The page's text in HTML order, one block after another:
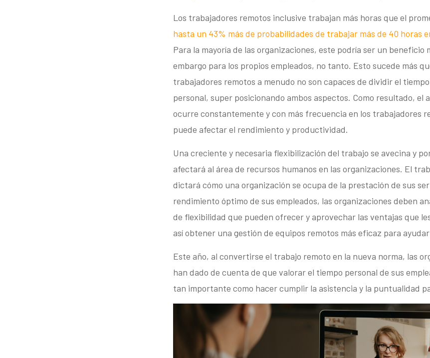
Los trabajadores remotos inclusive trabajan más horas que el
hasta un 43% más de probabilidades de trabajar más de 40 horas
Para la mayoría de las organizaciones, este podría ser un beneficio
embargo para los propios empleados, no tanto. Esto sucede más
trabajadores remotos a menudo no son capaces de dividir el
personal, super posicionando ambos aspectos. Como resultado, el
ocurre constantemente y con más frecuencia en los trabajadores
puede afectar el rendimiento y productividad.
Una creciente y necesaria flexibilización del trabajo se avecina y
afectará al área de recursos humanos en las organizaciones. El
dictará cómo una organización se ocupa de la prestación de sus
rendimiento óptimo de sus empleados, las organizaciones deben
de flexibilidad que pueden ofrecer y aprovechar las ventajas que
así obtener una gestión de equipos remotos más eficaz para
Este año, al convertirse el trabajo remoto en la nueva norma, las
han dado de cuenta de que valorar el tiempo personal de sus
tan importante como hacer cumplir la asistencia y la puntualidad